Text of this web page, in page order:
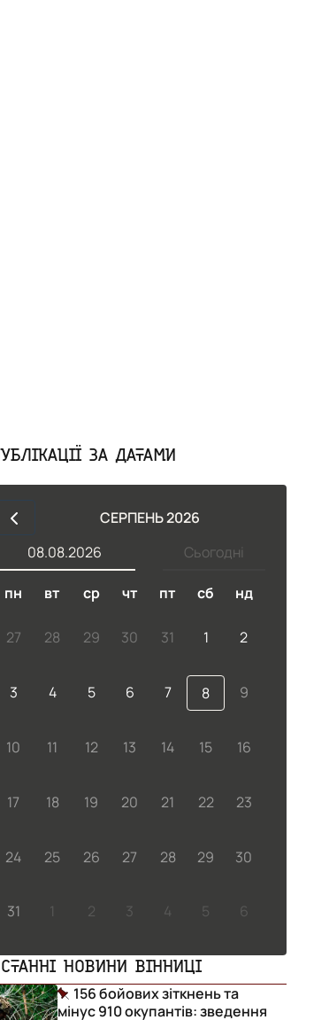
ЗА ДАТАМИ
СЕРПЕНЬ 2026
Сьогодні
08.08.2026
пн вт ср чт пт сб нд
27 28 29 30 31 1 2
3 4 5 6 7 8 9
10 11 12 13 14 15 16
17 18 19 20 21 22 23
24 25 26 27 28 29 30
31 1 2 3 4 5 6
НОВИНИ ВІННИЦІ
156 бойових зіткнень та
мінус 910 окупантів: зведення